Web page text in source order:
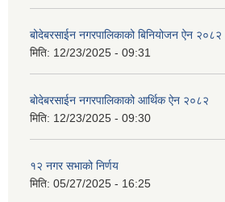
बोदेबरसाईन नगरपालिकाको बिनियोजन ऐन २०८२
मिति: 12/23/2025 - 09:31
बोदेबरसाईन नगरपालिकाको आर्थिक ऐन २०८२
मिति: 12/23/2025 - 09:30
१२ नगर सभाको निर्णय
मिति: 05/27/2025 - 16:25